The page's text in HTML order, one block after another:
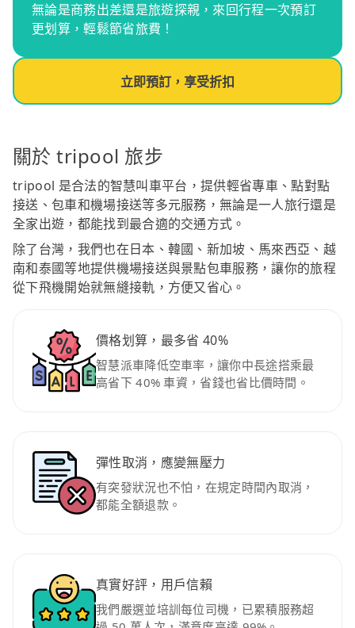
無論是商務出差還是旅遊探親，來回行程一次預訂
更划算，輕鬆節省旅費！
立即預訂，享受折扣
關於 tripool 旅步
tripool 是合法的智慧叫車平台，提供輕省專車、點對點
接送、包車和機場接送等多元服務，無論是一人旅行還是
全家出遊，都能找到最合適的交通方式。
除了台灣，我們也在日本、韓國、新加坡、馬來西亞、越
南和泰國等地提供機場接送與景點包車服務，讓你的旅程
從下飛機開始就無縫接軌，方便又省心。
價格划算，最多省 40%
智慧派車降低空車率，讓你中長途搭乘最
高省下 40% 車資，省錢也省比價時間。
彈性取消，應變無壓力
有突發狀況也不怕，在規定時間內取消，
都能全額退款。
真實好評，用戶信賴
我們嚴選並培訓每位司機，已累積服務超